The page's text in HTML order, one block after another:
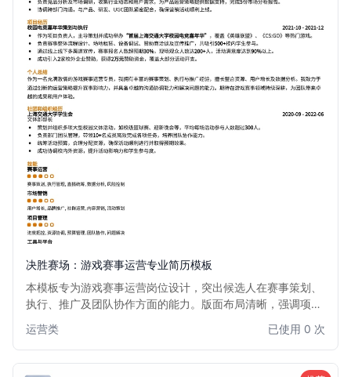
决胜赛场：游戏赛事运营专业简历模板
本模板专为游戏赛事运营岗位设计，突出候选人在赛事策划、
执行、推广及团队协作方面的能力。版面布局清晰，强调项目
出。适用于有志于从事电竞赛事、游戏活动策划与运营的专业
人士。
运营类 已使用 0 次